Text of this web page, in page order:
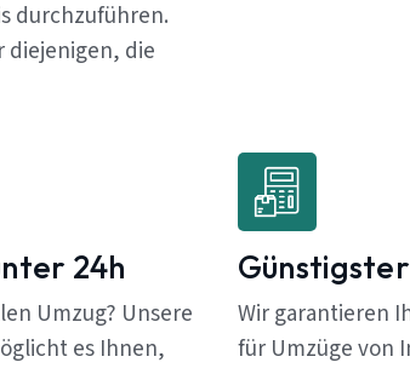
durchzuführen.
diejenigen, die
24h
Umzug? Unsere
es Ihnen,
Wir garantieren
für Umzüge von